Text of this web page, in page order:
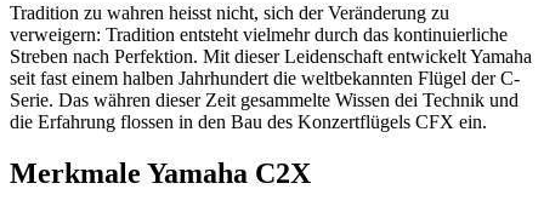
Tradition zu wahren heisst nicht, sich der Veränderung zu
verweigern: Tradition entsteht vielmehr durch das kontinuierliche
Streben nach Perfektion. Mit dieser Leidenschaft entwickelt Yamaha
seit fast einem halben Jahrhundert die weltbekannten Flügel der C-
Serie. Das währen dieser Zeit gesammelte Wissen dei Technik und
die Erfahrung flossen in den Bau des Konzertflügels CFX ein.
Merkmale Yamaha C2X